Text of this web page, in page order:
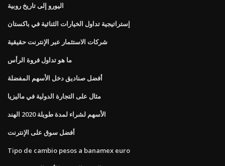
اليورو إلى تاريخ روبية
إستراتيجية تداول الخيارات الثنائية في باكستان
شركات الاستثمار عبر الإنترنت حقيقية
ما هو تداول فروة الرأس
أفضل صناديق دخل الأسهم المفضلة
مثال على التجارة الدولية في ماليزيا
الأسهم لشراء لمدة طويلة 2020 الهند
أفضل سوق على الإنترنت
Tipo de cambio pesos a banamex euro